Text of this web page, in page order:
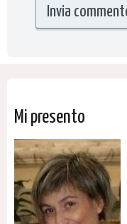
Mi presento